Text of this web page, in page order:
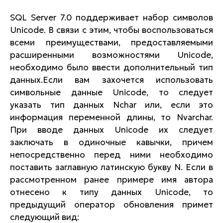
SQL Server 7.0 поддерживает набор символов
Unicode. В связи с этим, чтобы воспользоваться
всеми преимуществами, предоставляемыми
расширенными возможностями Unicode,
необходимо было ввести дополнительный тип
данных.Если вам захочется использовать
символьные данные Unicode, то следует
указать тип данных Nchar или, если это
информация переменной длины, то Nvarchar.
При вводе данных Unicode их следует
заключать в одиночные кавычки, причем
непосредственно перед ними необходимо
поставить заглавную латинскую букву N. Если в
рассмотренном ранее примере имя автора
отнесено к типу данных Unicode, то
предыдущий оператор обновления примет
следующий вид: